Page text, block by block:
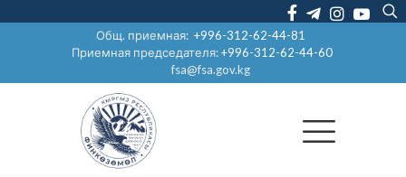
Общ. приемная:+996-312-62-44-81
Приемная председателя:+996-312-62-44-60
fsa@fsa.gov.kg